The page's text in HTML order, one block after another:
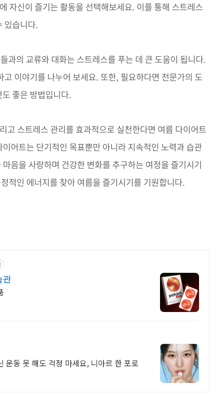
자신이 즐기는 활동을 선택해보세요. 이를 통해 스트레스
있습니다.
과의 교류와 대화는 스트레스를 푸는 데 큰 도움이 됩니다.
이야기를 나누어 보세요. 또한, 필요하다면 전문가의 도
좋은 방법입니다.
고 스트레스 관리를 효과적으로 실천한다면 여름 다이어트
어트는 단기적인 목표뿐만 아니라 지속적인 노력과 습관
음을 사랑하며 건강한 변화를 추구하는 여정을 즐기시기
적인 에너지를 찾아 여름을 즐기시기를 기원합니다.
관
운동 못 해도 걱정 마세요, 니아르 한 포로